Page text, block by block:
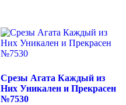
Срезы Агата Каждый из
Них Уникален и Прекрасен
№7530